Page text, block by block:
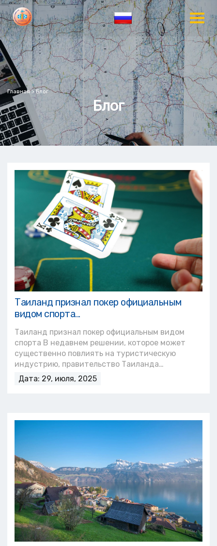
Главная>Блог
Блог
Таиланд признал покер официальным
видом спорта...
Таиланд признал покер официальным видом
спорта В недавнем решении, которое может
существенно повлиять на туристическую
индустрию, правительство Таиланда…
Дата: 29, июля, 2025